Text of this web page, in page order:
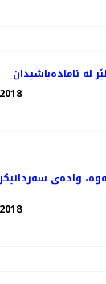
لە ئامادەباشیدان
وادەی